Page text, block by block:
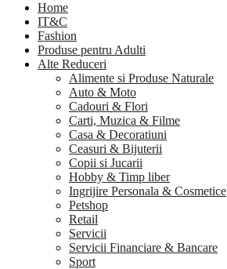
Home
IT&C
Fashion
Produse pentru Adulti
Alte Reduceri
Alimente si Produse Naturale
Auto & Moto
Cadouri & Flori
Carti, Muzica & Filme
Casa & Decoratiuni
Ceasuri & Bijuterii
Copii si Jucarii
Hobby & Timp liber
Ingrijire Personala & Cosmetice
Petshop
Retail
Servicii
Servicii Financiare & Bancare
Sport